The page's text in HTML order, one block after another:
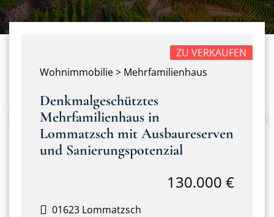
Wohnimmobilie > Mehrfamilienhaus
ZU VERKAUFEN
Denkmalgeschütztes
Mehrfamilienhaus in
Lommatzsch mit Ausbaureserven
und Sanierungspotenzial
01623 Lommatzsch
130.000 €